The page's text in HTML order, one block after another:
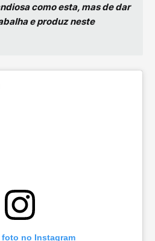
como esta, mas de dar
e produz neste
foto no Instagram